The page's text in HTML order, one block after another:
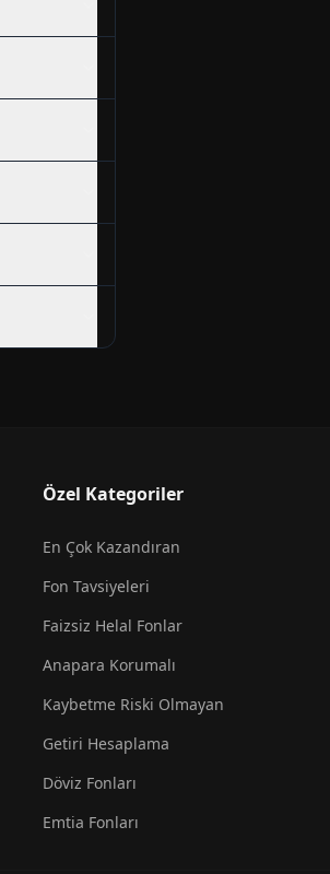
Özel Kategoriler
En Çok Kazandıran
Fon Tavsiyeleri
Faizsiz Helal Fonlar
Anapara Korumalı
Kaybetme Riski Olmayan
Getiri Hesaplama
Döviz Fonları
Emtia Fonları